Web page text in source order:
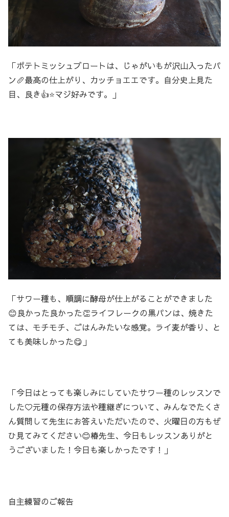
「ポテトミッシュブロートは、じゃがいもが沢山入ったパ
ン🥖最高の仕上がり、カッチョエエです。自分史上見た
目、良き👍⭐️マジ好みです。」
「サワー種も、順調に酵母が仕上がることができました
😊良かった良かった👏ライフレークの黒パンは、焼きた
ては、モチモチ、ごはんみたいな感覚。ライ麦が香り、と
ても美味しかった😋」
「今日はとっても楽しみにしていたサワー種のレッスンで
した♡元種の保存方法や種継ぎについて、みんなでたくさ
ん質問して先生にお答えいただいたので、火曜日の方もぜ
ひ見てみてください😊椿先生、今日もレッスンありがと
うございました！今日も楽しかったです！」
自主練習のご報告